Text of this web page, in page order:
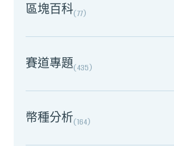
區塊百科(77)
賽道專題(435)
幣種分析(164)